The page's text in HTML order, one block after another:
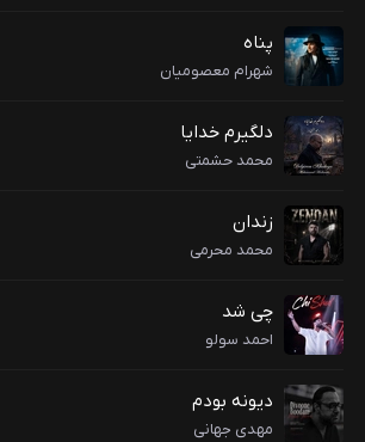
پناه
شهرام معصومیان
دلگیرم خدایا
محمد حشمتی
زندان
محمد محرمی
چی شد
احمد سولو
دیونه بودم
مهدی جهانی